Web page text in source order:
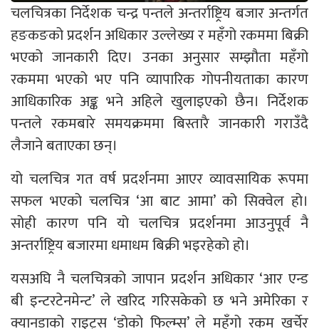
चलचित्रका निर्देशक चन्द्र पन्तले अन्तर्राष्ट्रिय बजार अन्तर्गत
हङकङको प्रदर्शन अधिकार उल्लेख्य र महँगो रकममा बिक्री
भएको जानकारी दिए। उनका अनुसार सम्झौता महँगो
रकममा भएको भए पनि व्यापारिक गोपनीयताका कारण
आधिकारिक अङ्क भने अहिले खुलाइएको छैन। निर्देशक
पन्तले रकमबारे समयक्रममा बिस्तारै जानकारी गराउँदै
लैजाने बताएका छन्।
यो चलचित्र गत वर्ष प्रदर्शनमा आएर व्यावसायिक रूपमा
सफल भएको चलचित्र ‘आ बाट आमा’ को सिक्वेल हो।
सोही कारण पनि यो चलचित्र प्रदर्शनमा आउनुपूर्व नै
अन्तर्राष्ट्रिय बजारमा धमाधम बिक्री भइरहेको हो।
यसअघि नै चलचित्रको जापान प्रदर्शन अधिकार ‘आर एन्ड
बी इन्टरटेनमेन्ट’ ले खरिद गरिसकेको छ भने अमेरिका र
क्यानडाको राइट्स ‘डोको फिल्म्स’ ले महँगो रकम खर्चेर